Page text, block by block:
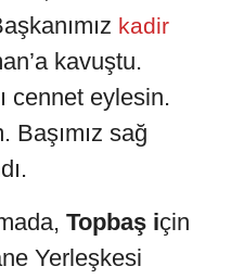
kadir
kavuştu.
cennet eylesin.
Başımız sağ
Topbaş için
Yerleşkesi